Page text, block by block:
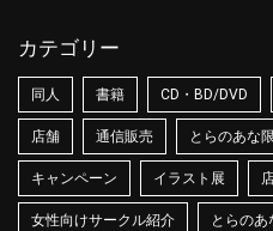
カテゴリー
同人 書籍 CD・BD/DVD
店舗 通信販売 とらのあな
キャンペーン イラスト展
女性向けサークル紹介 とらのあ